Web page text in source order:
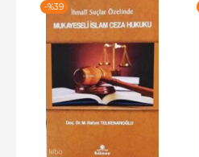
-%39